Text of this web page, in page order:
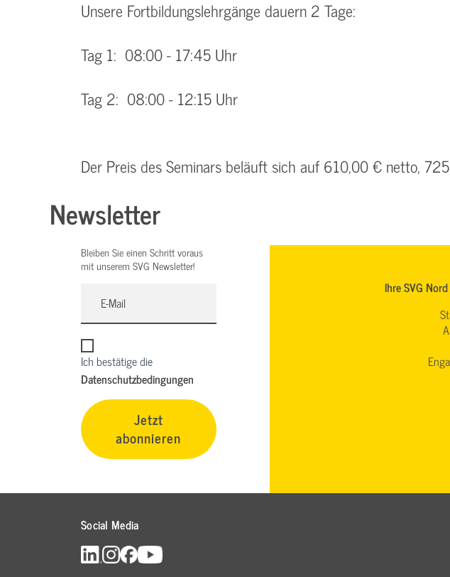
Unsere Fortbildungslehrgänge dauern 2 Tage:
Tag 1: 08:00 - 17:45 Uhr
Tag 2: 08:00 - 12:15 Uhr
Der Preis des Seminars beläuft sich auf 610,00 € netto,
Newsletter
Bleiben Sie einen Schritt voraus
mit unserem SVG Newsletter!
Ich bestätige die
Datenschutzbedingungen
Jetzt
abonnieren
Ihre SVG
Social Media